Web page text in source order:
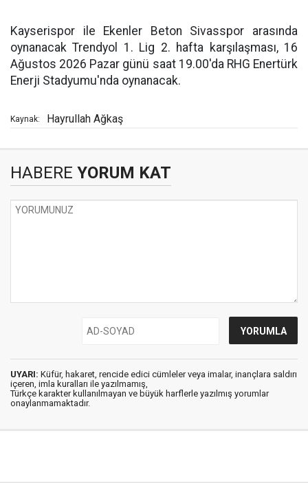
Kayserispor ile Ekenler Beton Sivasspor arasında
oynanacak Trendyol 1. Lig 2. hafta karşılaşması, 16
Ağustos 2026 Pazar günü saat 19.00'da RHG Enertürk
Enerji Stadyumu'nda oynanacak.
Kaynak: Hayrullah Ağkaş
HABERE YORUM KAT
UYARI: Küfür, hakaret, rencide edici cümleler veya imalar, inançlara saldırı
içeren, imla kuralları ile yazılmamış,
Türkçe karakter kullanılmayan ve büyük harflerle yazılmış yorumlar
onaylanmamaktadır.